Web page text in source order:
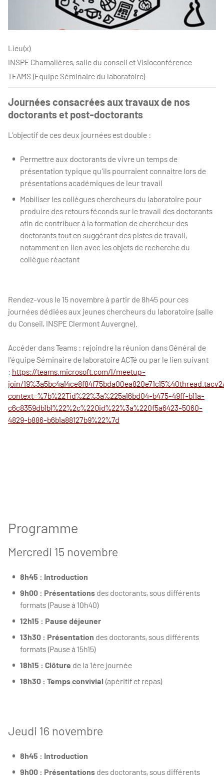
Lieu(x)
INSPE Chamalières, salle du conseil et Visioconférence
TEAMS (Equipe Séminaire du laboratoire)
Journées consacrées aux travaux de nos
doctorants et post-doctorants
L'objectif de ces deux journées est double :
Permettre aux doctorants de vivre un temps de
présentation typique qu'ils pourraient connaitre lors de
présentations académiques de leur travail
Mobiliser les collègues chercheurs du laboratoire pour
produire des retours féconds sur le travail des doctorants
afin de contribuer à la formation de chercheur des
doctorants tout en suggérant des pistes de travail,
notamment en lien avec les objets de recherche du
collègue réactant
Rendez-vous le 15 novembre à partir de 8h45 pour ces
journées dédiées aux jeunes chercheurs du laboratoire (salle
du Conseil, INSPE Clermont Auvergne).
Accéder dans Teams : rejoindre la réunion dans Général de
l'équipe Séminaire de laboratoire ACTé ou par le lien suivant
: https://teams.microsoft.com/l/meetup-
join/
context=%7b%22Tid%22%3a%225a16bd04-b475-49ff-b11a-
c6c8359db1b1%22%2c%22Oid%22%3a%220f5a6423-5060-
4829-b886-b6b1a88127b9%22%7d
Programme
Mercredi 15 novembre
8h45 : Introduction
9h00 : Présentations des doctorants, sous différents
formats (Pause à 10h40)
12h15 : Pause déjeuner
13h30 : Présentation des doctorants, sous différents
formats (Pause à 15h15)
18h15 : Clôture de la 1ère journée
18h30 : Temps convivial (apéritif et repas)
Jeudi 16 novembre
8h45 : Introduction
9h00 : Présentations des doctorants, sous différents